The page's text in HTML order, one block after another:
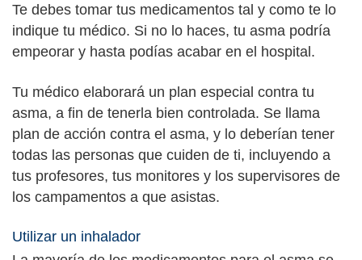
Te debes tomar tus medicamentos tal y como te lo
indique tu médico. Si no lo haces, tu asma podría
empeorar y hasta podías acabar en el hospital.
Tu médico elaborará un plan especial contra tu
asma, a fin de tenerla bien controlada. Se llama
plan de acción contra el asma, y lo deberían tener
todas las personas que cuiden de ti, incluyendo a
tus profesores, tus monitores y los supervisores de
los campamentos a que asistas.
Utilizar un inhalador